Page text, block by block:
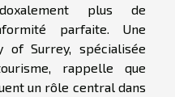
plus de
parfaite. Une
of Surrey, spécialisée
rappelle que
un rôle central dans